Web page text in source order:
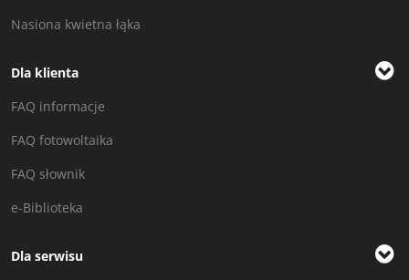
Nasiona kwietna łąka
Dla klienta
FAQ informacje
FAQ fotowoltaika
FAQ słownik
e-Biblioteka
Dla serwisu